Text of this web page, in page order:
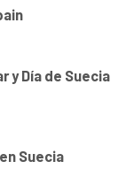
y Día de Suecia
Suecia